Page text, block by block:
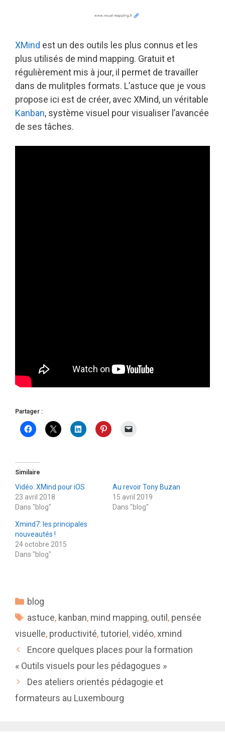
XMind est un des outils les plus connus et les
plus utilisés de mind mapping. Gratuit et
régulièrement mis à jour, il permet de travailler
dans de mulitples formats. L’astuce que je vous
propose ici est de créer, avec XMind, un véritable
Kanban, système visuel pour visualiser l’avancée
de ses tâches.
Partager :
Similaire
Vidéo: XMind pour iOS
23 avril 2018
Dans "blog"
Au revoir Tony Buzan
15 avril 2019
Dans "blog"
Xmind7: les principales
nouveautés !
24 octobre 2015
Dans "blog"
Catégories
blog
Étiquettes
astuce, kanban, mind mapping, outil , pensée
visuelle, productivité,tutoriel ,vidéo,xmind
Encore quelques places pour la formation
« Outils visuels pour les pédagogues »
Des ateliers orientés pédagogie et
formateurs au Luxembourg